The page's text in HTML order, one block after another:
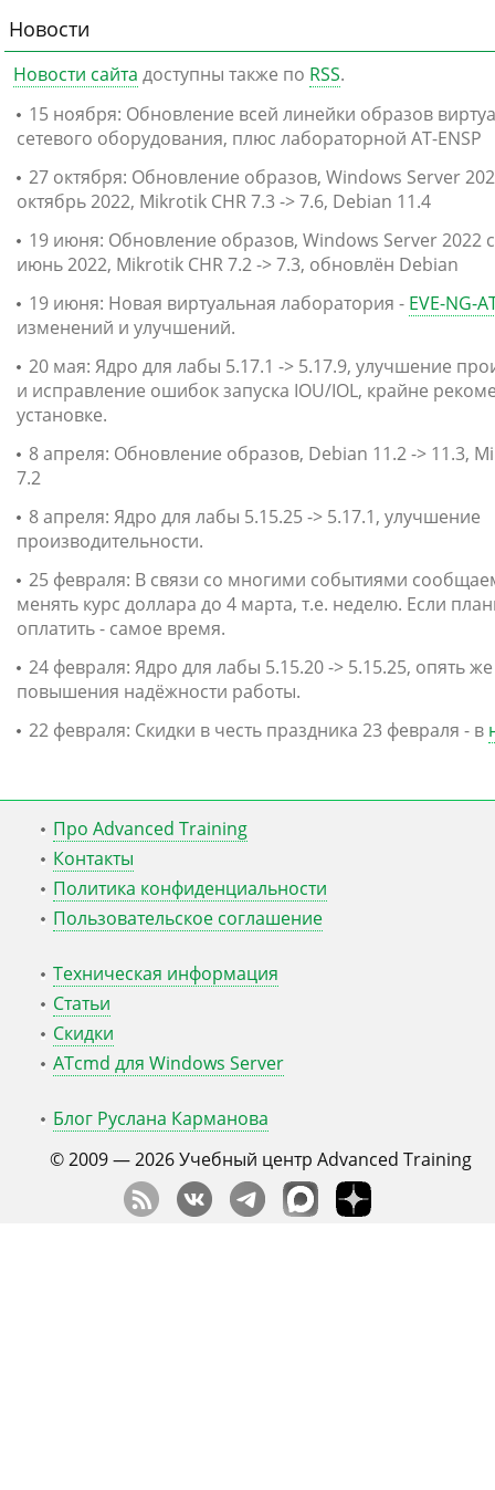
Новости
Новости сайта доступны также по RSS.
15 ноября: Обновление всей линейки образов
сетевого оборудования, плюс лабораторной AT-ENSP
27 октября: Обновление образов, Windows Server
октябрь 2022, Mikrotik CHR 7.3 -> 7.6, Debian 11.4
19 июня: Обновление образов, Windows Server 2022
июнь 2022, Mikrotik CHR 7.2 -> 7.3, обновлён Debian
19 июня: Новая виртуальная лаборатория - EVE-NG-
изменений и улучшений.
20 мая: Ядро для лабы 5.17.1 -> 5.17.9, улучшение
и исправление ошибок запуска IOU/IOL, крайне
установке.
8 апреля: Обновление образов, Debian 11.2 -> 11.3,
7.2
8 апреля: Ядро для лабы 5.15.25 -> 5.17.1, улучшение
производительности.
25 февраля: В связи со многими событиями
менять курс доллара до 4 марта, т.е. неделю. Если
оплатить - самое время.
24 февраля: Ядро для лабы 5.15.20 -> 5.15.25, опять
повышения надёжности работы.
22 февраля: Скидки в честь праздника 23 февраля - в
Про Advanced Training
Контакты
Политика конфиденциальности
Пользовательское соглашение
Техническая информация
Статьи
Скидки
ATcmd для Windows Server
Блог Руслана Карманова
© 2009 — 2026Учебный центр Advanced Training